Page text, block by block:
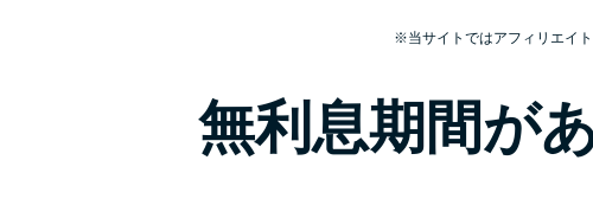
※当サイトではアフィリエイ
無利息期間が